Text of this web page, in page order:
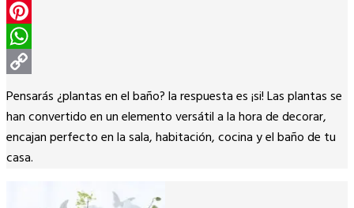
Twitter
Pinterest
WhatsApp
Copy
Link
Pensarás ¿plantas en el baño? la respuesta es ¡si! Las plantas se
han convertido en un elemento versátil a la hora de decorar,
encajan perfecto en la sala, habitación, cocina y el baño de tu
casa.